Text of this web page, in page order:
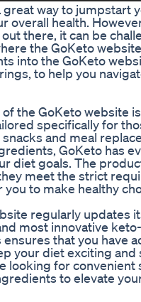
great way to jumpstart
overall health.
there, it can be
the GoKeto
into the GoKeto
to help you
the GoKeto website
specifically for
and meal
GoKeto has
diet goals. The
meet the strict
to make healthy
regularly updates
most innovative
that you have
your diet exciting and
looking for convenient
to elevate